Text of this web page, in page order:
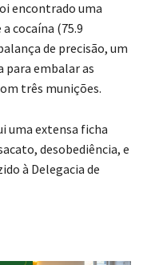
encontrado uma
cocaína (75.9
de precisão, um
para embalar as
três munições.
uma extensa ficha
desobediência, e
à Delegacia de